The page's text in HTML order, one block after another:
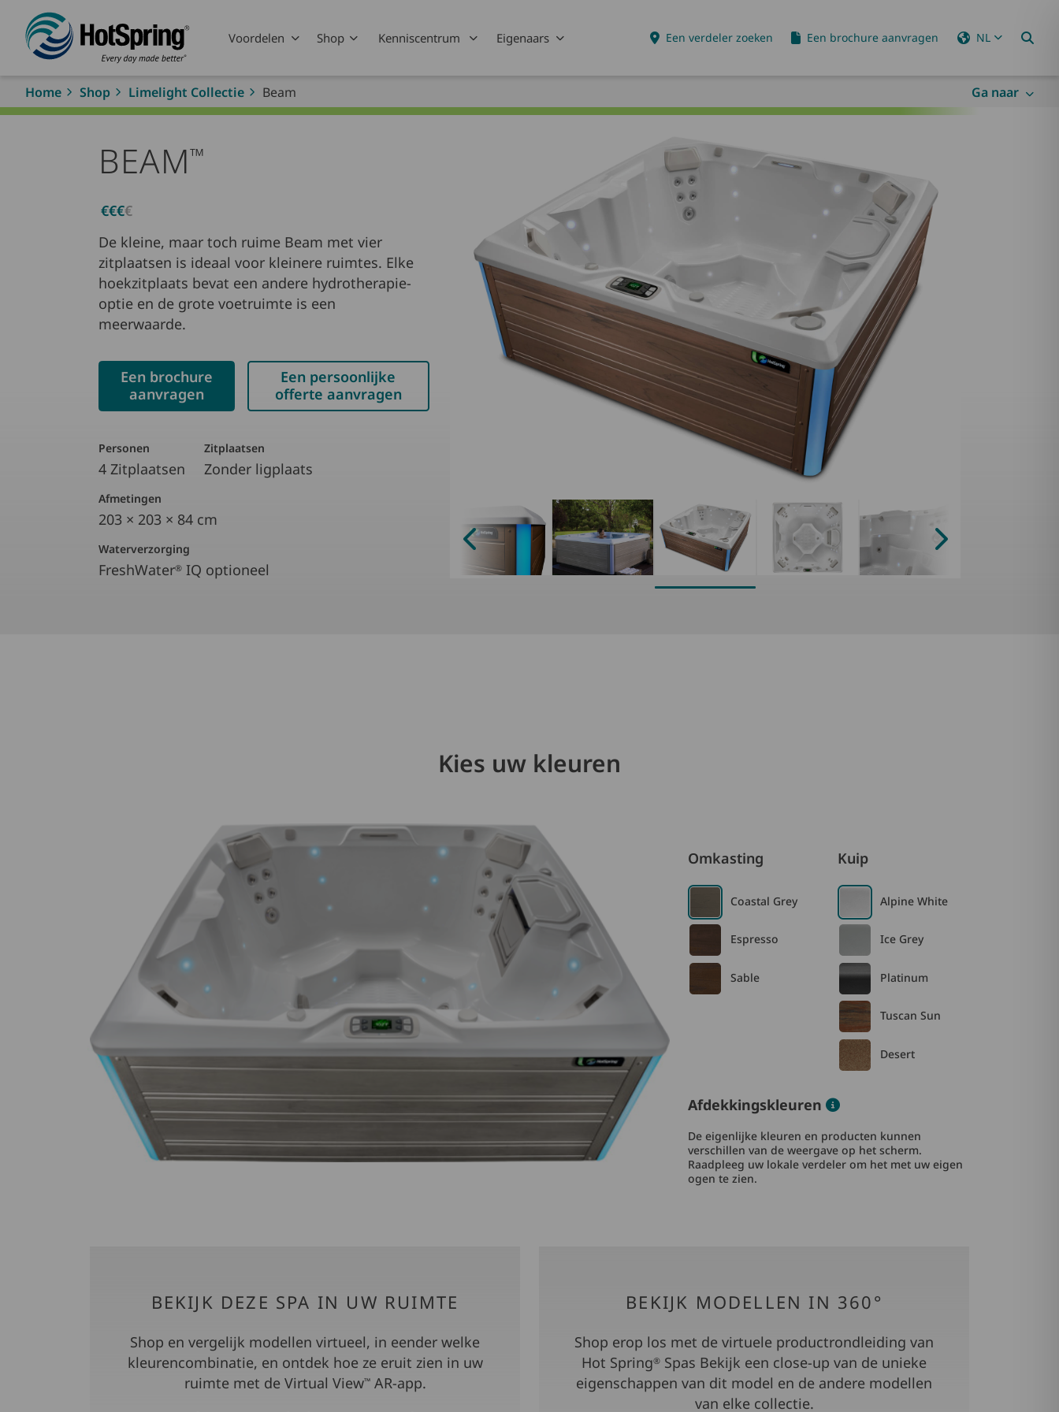
Skip to main content
Voordelen Shop Kenniscentrum Eigenaars Een verdeler zoeken Een brochure aanvragen NL
Home Shop Limelight Collectie Beam Ga naar
BEAM™
€€€€
De kleine, maar toch ruime Beam met vier
zitplaatsen is ideaal voor kleinere ruimtes. Elke
hoekzitplaats bevat een andere hydrotherapie-
optie en de grote voetruimte is een
meerwaarde.
Een brochure
aanvragen
Een persoonlijke
offerte aanvragen
Personen
4 Zitplaatsen
Zitplaatsen
Zonder ligplaats
Afmetingen
203 × 203 × 84 cm
Waterverzorging
FreshWater® IQ optioneel​
Kies uw kleuren
Omkasting
Coastal Grey
Espresso
Sable
Kuip
Alpine White
Ice Grey
Platinum
Tuscan Sun
Desert
Afdekkingskleuren Color information
De eigenlijke kleuren en producten kunnen
verschillen van de weergave op het scherm.
Raadpleeg uw lokale verdeler om het met uw eigen
ogen te zien.
BEKIJK DEZE SPA IN UW RUIMTE
Shop en vergelijk modellen virtueel, in eender welke
kleurencombinatie, en ontdek hoe ze eruit zien in uw
ruimte met de Virtual View™AR-app.
BEKIJK MODELLEN IN 360°
Shop erop los met de virtuele productrondleiding van
Hot Spring® Spas Bekijk een close-up van de unieke
eigenschappen van dit model en de andere modellen
van elke collectie.